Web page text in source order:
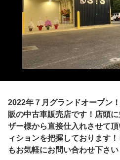
2022年７月グランドオープン
販の中古車販売店です！店頭
ザー様から直接仕入れさせて
ィションを把握しております
もお気軽にお問い合わせ下さい